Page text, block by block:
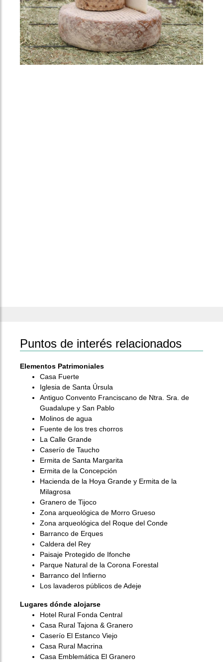
Puntos de interés relacionados
Elementos Patrimoniales
Casa Fuerte
Iglesia de Santa Úrsula
Antiguo Convento Franciscano de Ntra. Sra. de
Guadalupe y San Pablo
Molinos de agua
Fuente de los tres chorros
La Calle Grande
Caserío de Taucho
Ermita de Santa Margarita
Ermita de la Concepción
Hacienda de la Hoya Grande y Ermita de la
Milagrosa
Granero de Tijoco
Zona arqueológica de Morro Grueso
Zona arqueológica del Roque del Conde
Barranco de Erques
Caldera del Rey
Paisaje Protegido de Ifonche
Parque Natural de la Corona Forestal
Barranco del Infierno
Los lavaderos públicos de Adeje
Lugares dónde alojarse
Hotel Rural Fonda Central
Casa Rural Tajona & Granero
Caserío El Estanco Viejo
Casa Rural Macrina
Casa Emblemática El Granero